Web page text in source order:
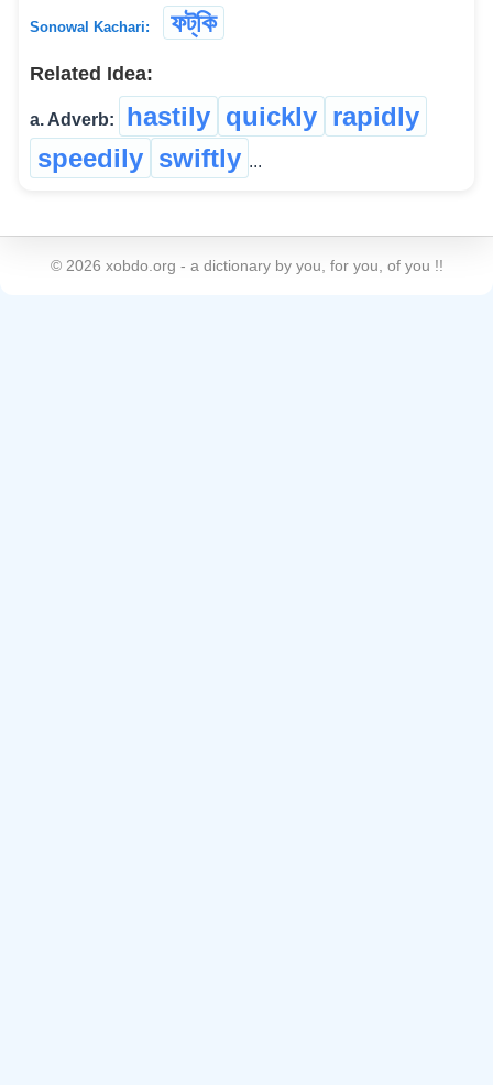
Sonowal Kachari: ফট্‌কি
Related Idea:
a. Adverb: hastily quickly rapidly
speedily swiftly ...
© 2026 xobdo.org - a dictionary by you, for you, of you !!